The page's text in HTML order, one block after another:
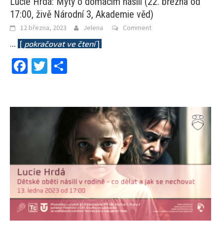
17:00, živě Národní 3, Akademie věd)
12 března, 2023 Jelena Comment
... [ pokračovat ve čtení]
Facebook
Twitter